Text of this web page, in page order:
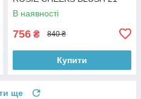
В наявності
756 ₴ 840 ₴
Купити
ще